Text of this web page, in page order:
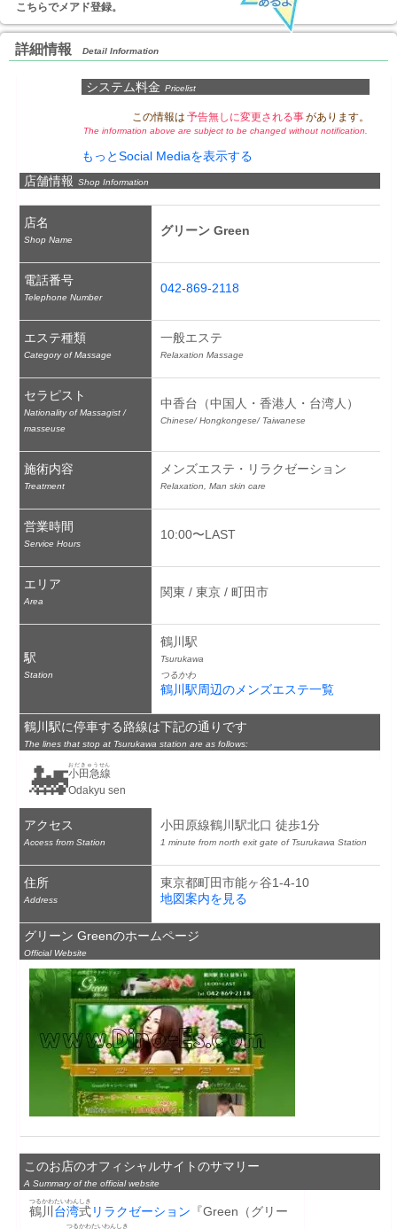
こちらでメアド登録。
詳細情報 Detail Information
システム料金 Pricelist
この情報は 予告無しに変更される事があります。
The information above are subject to be changed without notification.
もっとSocial Mediaを表示する
店舗情報 Shop Information
店名
Shop Name
グリーン Green
電話番号
Telephone Number
042-869-2118
エステ種類
Category of Massage
一般エステ
Relaxation Massage
セラピスト
Nationality of Massagist /
masseuse
中香台（中国人・香港人・台湾人）
Chinese/ Hongkongese/ Taiwanese
施術内容
Treatment
メンズエステ・リラクゼーション
Relaxation, Man skin care
営業時間
Service Hours
10:00〜LAST
エリア
Area
関東 / 東京 / 町田市
駅
Station
鶴川駅
Tsurukawa
つるかわ
鶴川駅周辺のメンズエステ一覧
鶴川駅に停車する路線は下記の通りです
The lines that stop at Tsurukawa station are as follows:
🚂小田急線
おだきゅうせん
Odakyu sen
アクセス
Access from Station
小田原線鶴川駅北口 徒歩1分
1 minute from north exit gate of Tsurukawa Station
住所
Address
東京都町田市能ヶ谷1-4-10
地図案内を見る
グリーン Greenのホームページ
Official Website
このお店のオフィシャルサイトのサマリー
A Summary of the official website
鶴川
つるかわ
台湾
たいわん
式
しき
リラクゼーション 『Green（グリー
つるかわたいわん しき